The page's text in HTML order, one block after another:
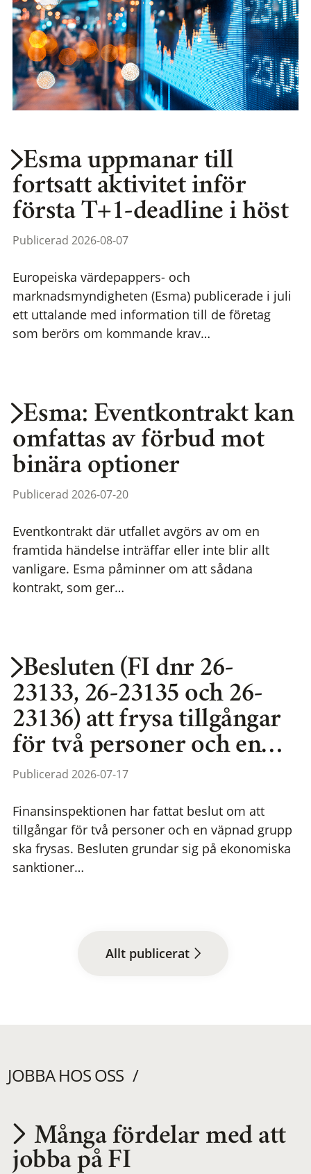
Esma uppmanar till
fortsatt aktivitet inför
första T+1-deadline i höst
Publicerad 2026-08-07
Europeiska värdepappers- och
marknadsmyndigheten (Esma) publicerade i juli
ett uttalande med information till de företag
som berörs om kommande krav…
Esma: Eventkontrakt kan
omfattas av förbud mot
binära optioner
Publicerad 2026-07-20
Eventkontrakt där utfallet avgörs av om en
framtida händelse inträffar eller inte blir allt
vanligare. Esma påminner om att sådana
kontrakt, som ger…
Besluten (FI dnr 26-
23133, 26-23135 och 26-
23136) att frysa tillgångar
för två personer och en…
Publicerad 2026-07-17
Finansinspektionen har fattat beslut om att
tillgångar för två personer och en väpnad grupp
ska frysas. Besluten grundar sig på ekonomiska
sanktioner…
Allt publicerat
JOBBA HOS OSS
Utvecklas på en
Många fördelar med att
jobba på FI